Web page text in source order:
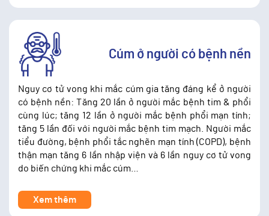
Cúm ở người có bệnh nền
Nguy cơ tử vong khi mắc cúm gia tăng đáng kể ở người
có bệnh nền: Tăng 20 lần ở người mắc bệnh tim & phổi
cùng lúc; tăng 12 lần ở người mắc bệnh phổi mạn tính;
tăng 5 lần đối với người mắc bệnh tim mạch. Người mắc
tiểu đường, bệnh phổi tắc nghẽn mạn tính (COPD), bệnh
thận mạn tăng 6 lần nhập viện và 6 lần nguy cơ tử vong
do biến chứng khi mắc cúm…
Xem thêm